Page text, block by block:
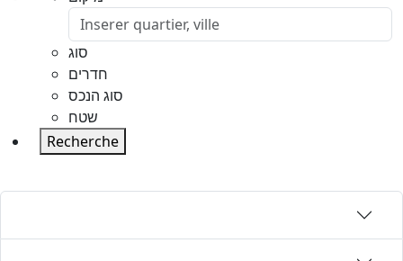
סוג
חדרים
סוג הנכס
שטח
Recherche